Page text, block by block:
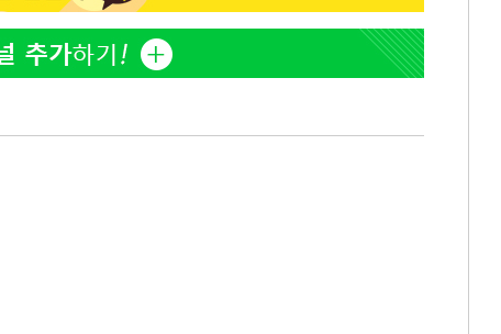
3 최준희, 또 성형수술 예고 "짝짝이 눈 탈출"
4 바다, 워터밤 공개저격 "말이 안 된다"
5
[속보]산업장관 "李정부, 원전 반대 안해…안